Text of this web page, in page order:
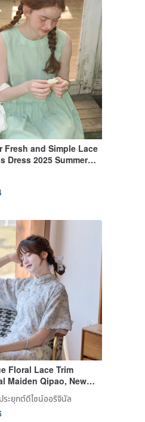
Fresh and Simple Lace
Dress 2025 Summer
Tank Maxi Dress
Floral Lace Trim
Maiden Qipao, New
Improved Dress for
Festival and Spring
ระยุกต์ดีไซน์ออริจินัล